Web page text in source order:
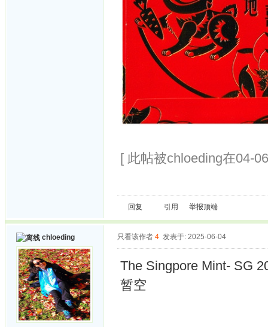
[ 此帖被chloeding在04-
回复 引用 举报顶端
chloeding 只看该作者 4 发表于: 2025-06-04
The Singpore Mint- SG
暂空